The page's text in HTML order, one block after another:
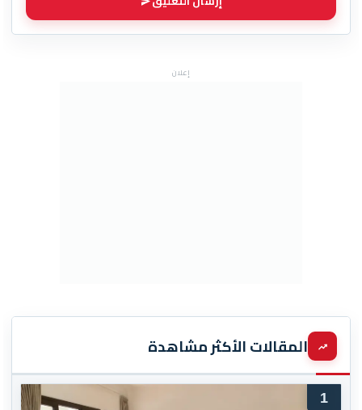
إعلان
المقالات الأكثر مشاهدة
1